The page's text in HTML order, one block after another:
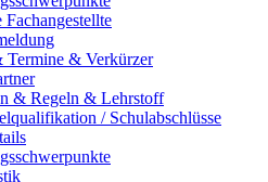
Termine & Verkürzer
& Regeln & Lehrstoff
/ Schulabschlüsse